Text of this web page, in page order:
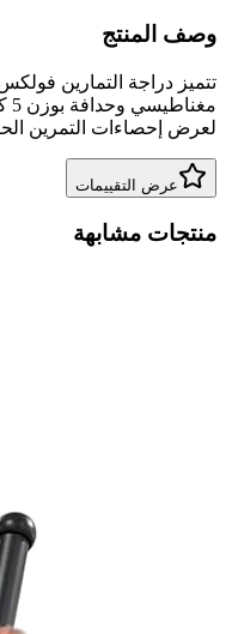
وصف المنتج
لعرض إحصاءات التمرين
عرض التقييمات
منتجات مشابهة